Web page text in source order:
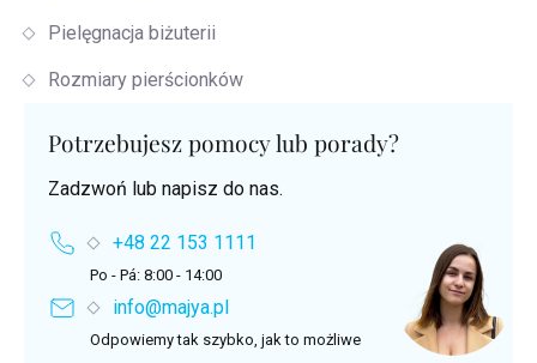
Pielęgnacja biżuterii
Rozmiary pierścionków
Potrzebujesz pomocy lub porady?
Zadzwoń lub napisz do nas.
+48 22 153 1111
Po - Pá: 8:00 - 14:00
info@majya.pl
Odpowiemy tak szybko, jak to możliwe